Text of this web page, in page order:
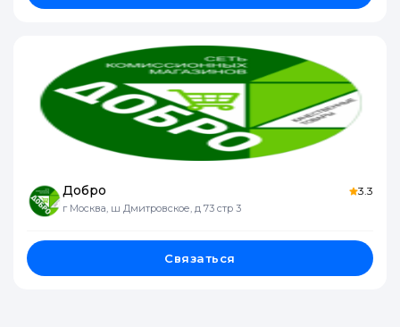
Добро
г Москва, ш Дмитровское, д 73 стр 3
3.3
Связаться